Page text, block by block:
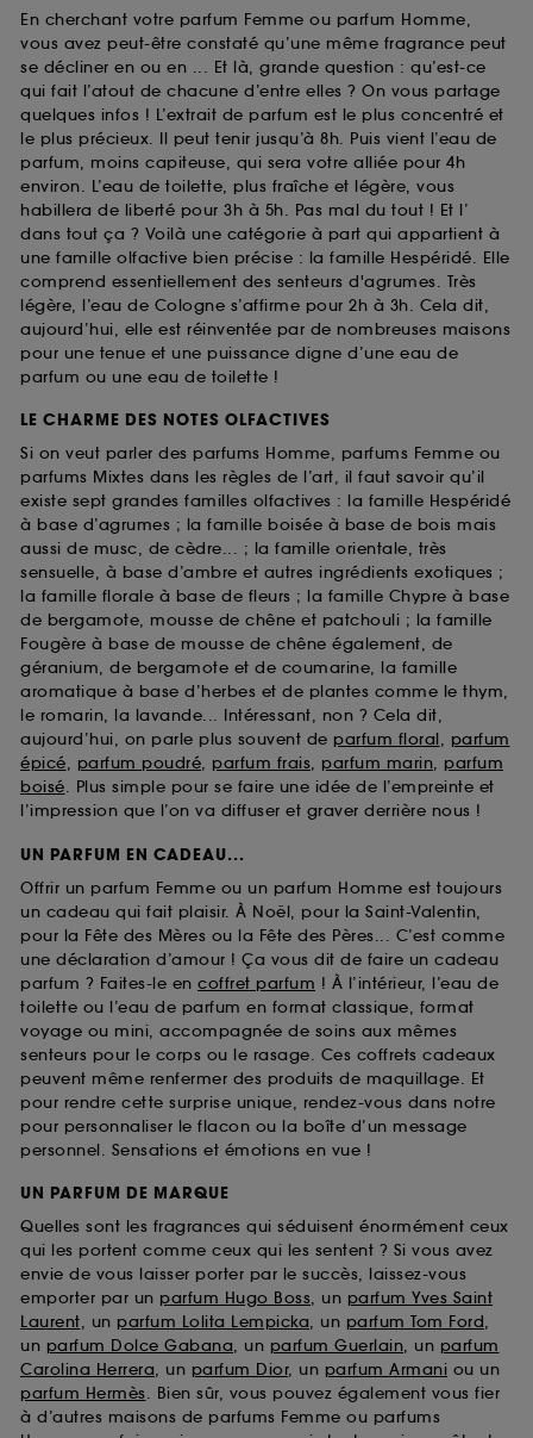
En cherchant votre parfum Femme ou parfum Homme,
vous avez peut-être constaté qu’une même fragrance peut
se décliner en ou en ... Et là, grande question : qu’est-ce
qui fait l’atout de chacune d’entre elles ? On vous partage
quelques infos ! L’extrait de parfum est le plus concentré et
le plus précieux. Il peut tenir jusqu’à 8h. Puis vient l’eau de
parfum, moins capiteuse, qui sera votre alliée pour 4h
environ. L’eau de toilette, plus fraîche et légère, vous
habillera de liberté pour 3h à 5h. Pas mal du tout ! Et l’
dans tout ça ? Voilà une catégorie à part qui appartient à
une famille olfactive bien précise : la famille Hespéridé. Elle
comprend essentiellement des senteurs d'agrumes. Très
légère, l’eau de Cologne s’affirme pour 2h à 3h. Cela dit,
aujourd’hui, elle est réinventée par de nombreuses maisons
pour une tenue et une puissance digne d’une eau de
parfum ou une eau de toilette !
LE CHARME DES NOTES OLFACTIVES
Si on veut parler des parfums Homme, parfums Femme ou
parfums Mixtes dans les règles de l’art, il faut savoir qu’il
existe sept grandes familles olfactives : la famille Hespéridé
à base d’agrumes ; la famille boisée à base de bois mais
aussi de musc, de cèdre... ; la famille orientale, très
sensuelle, à base d’ambre et autres ingrédients exotiques ;
la famille florale à base de fleurs ; la famille Chypre à base
de bergamote, mousse de chêne et patchouli ; la famille
Fougère à base de mousse de chêne également, de
géranium, de bergamote et de coumarine, la famille
aromatique à base d’herbes et de plantes comme le thym,
le romarin, la lavande... Intéressant, non ? Cela dit,
aujourd’hui, on parle plus souvent de parfum floral, parfum
épicé, parfum poudré, parfum frais, parfum marin, parfum
boisé. Plus simple pour se faire une idée de l’empreinte et
l’impression que l’on va diffuser et graver derrière nous !
UN PARFUM EN CADEAU...
Offrir un parfum Femme ou un parfum Homme est toujours
un cadeau qui fait plaisir. À Noël, pour la Saint-Valentin,
pour la Fête des Mères ou la Fête des Pères... C’est comme
une déclaration d’amour ! Ça vous dit de faire un cadeau
parfum ? Faites-le en coffret parfum ! À l’intérieur, l’eau de
toilette ou l’eau de parfum en format classique, format
voyage ou mini, accompagnée de soins aux mêmes
senteurs pour le corps ou le rasage. Ces coffrets cadeaux
peuvent même renfermer des produits de maquillage. Et
pour rendre cette surprise unique, rendez-vous dans notre
pour personnaliser le flacon ou la boîte d’un message
personnel. Sensations et émotions en vue !
UN PARFUM DE MARQUE
Quelles sont les fragrances qui séduisent énormément ceux
qui les portent comme ceux qui les sentent ? Si vous avez
envie de vous laisser porter par le succès, laissez-vous
emporter par un parfum Hugo Boss, un parfum Yves Saint
Laurent, un parfum Lolita Lempicka, un parfum Tom Ford,
un parfum Dolce Gabana, un parfum Guerlain, un parfum
Carolina Herrera, un parfum Dior, un parfum Armani ou un
parfum Hermès. Bien sûr, vous pouvez également vous fier
à d’autres maisons de parfums Femme ou parfums